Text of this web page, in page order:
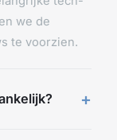
we de
te voorzien.